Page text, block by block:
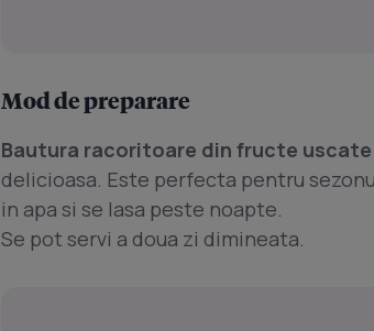
Mod de preparare
Bautura racoritoare din fructe uscate
delicioasa. Este perfecta pentru
in apa si se lasa peste noapte.
Se pot servi a doua zi dimineata.